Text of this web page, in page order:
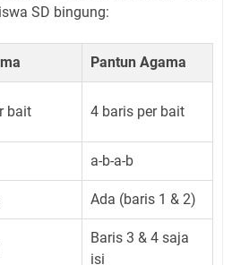
SD bingung:
Pantun Agama
bait 4 baris per bait
a-b-a-b
Ada (baris 1 & 2)
Baris 3 & 4 saja
isi